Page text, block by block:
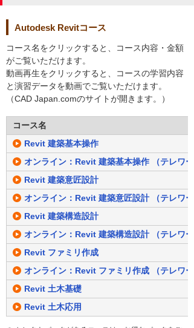
Autodesk Revitコース
コース名をクリックすると、コース内容・金額
がご覧いただけます。
動画再生をクリックすると、コースの学習内容
と演習データを動画でご覧いただけます。
（CAD Japan.comのサイトが開きます。）
コース名
Revit 建築基本操作
オンライン：Revit 建築基本操作 （テレワー
Revit 建築意匠設計
オンライン：Revit 建築意匠設計 （テレワー
Revit 建築構造設計
オンライン：Revit 建築構造設計 （テレワー
Revit ファミリ作成
オンライン：Revit ファミリ作成 （テレワー
Revit 土木基礎
Revit 土木応用